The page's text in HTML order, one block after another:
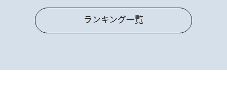
ランキング一覧